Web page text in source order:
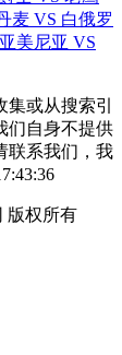
麦 VS 白俄罗
亚美尼亚 VS
或从搜索引
们自身不提供
联系我们，我
版权所有